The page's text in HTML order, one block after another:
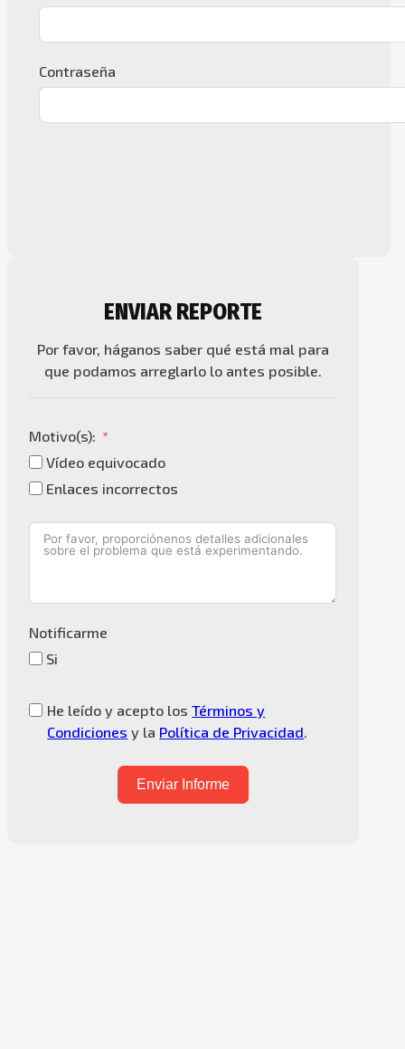
Contraseña
ENVIAR REPORTE
Por favor, háganos saber qué está mal para
que podamos arreglarlo lo antes posible.
Motivo(s):
Vídeo equivocado
Enlaces incorrectos
Notificarme
Si
He leído y acepto losTérminos y
Condiciones y la Política de Privacidad
Enviar Informe